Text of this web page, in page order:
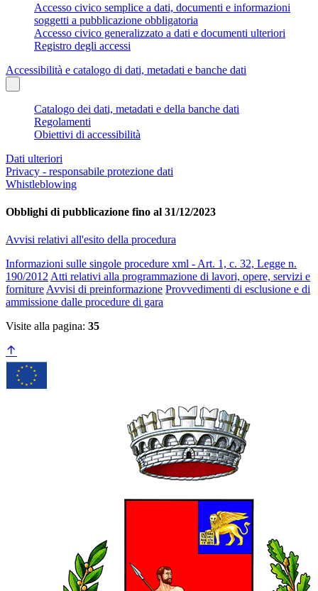
Accesso civico semplice a dati, documenti e informazioni
soggetti a pubblicazione obbligatoria
Accesso civico generalizzato a dati e documenti ulteriori
Registro degli accessi
Accessibilità e catalogo di dati, metadati e banche dati
Catalogo dei dati, metadati e della banche dati
Regolamenti
Obiettivi di accessibilità
Dati ulteriori
Privacy - responsabile protezione dati
Whistleblowing
Obblighi di pubblicazione fino al 31/12/2023
Avvisi relativi all'esito della procedura
Informazioni sulle singole procedure xml - Art. 1, c. 32, Legge n.
190/2012 Atti relativi alla programmazione di lavori, opere, servizi e
forniture Avvisi di preinformazione Provvedimenti di esclusione e di
ammissione dalle procedure di gara
Visite alla pagina: 35